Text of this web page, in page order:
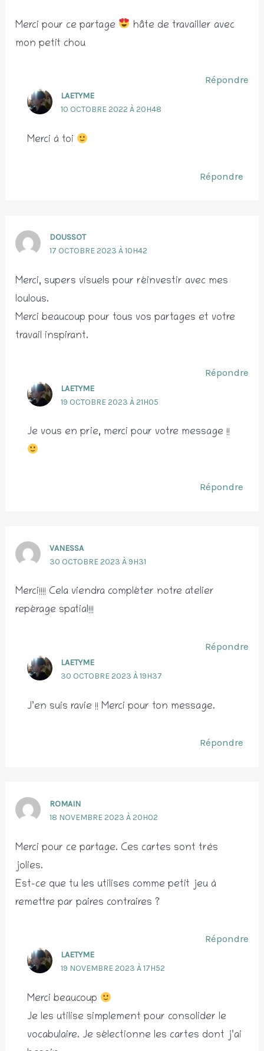
Merci pour ce partage
hâte de travailler avec
mon petit chou
Répondre
LAETYME
10 OCTOBRE 2022 À 20H48
Merci à toi
Répondre
DOUSSOT
17 OCTOBRE 2023 À 10H42
Merci, supers visuels pour réinvestir avec mes
loulous.
Merci beaucoup pour tous vos partages et votre
travail inspirant.
Répondre
LAETYME
19 OCTOBRE 2023 À 21H05
Je vous en prie, merci pour votre message !!
Répondre
VANESSA
30 OCTOBRE 2023 À 9H31
Merci!!!! Cela viendra compléter notre atelier
repérage spatial!!!
Répondre
LAETYME
30 OCTOBRE 2023 À 19H37
J’en suis ravie !! Merci pour ton message.
Répondre
ROMAIN
18 NOVEMBRE 2023 À 20H02
Merci pour ce partage. Ces cartes sont très
jolies.
Est-ce que tu les utilises comme petit jeu à
remettre par paires contraires ?
Répondre
LAETYME
19 NOVEMBRE 2023 À 17H52
Merci beaucoup
Je les utilise simplement pour consolider le
vocabulaire. Je sélectionne les cartes dont j’ai